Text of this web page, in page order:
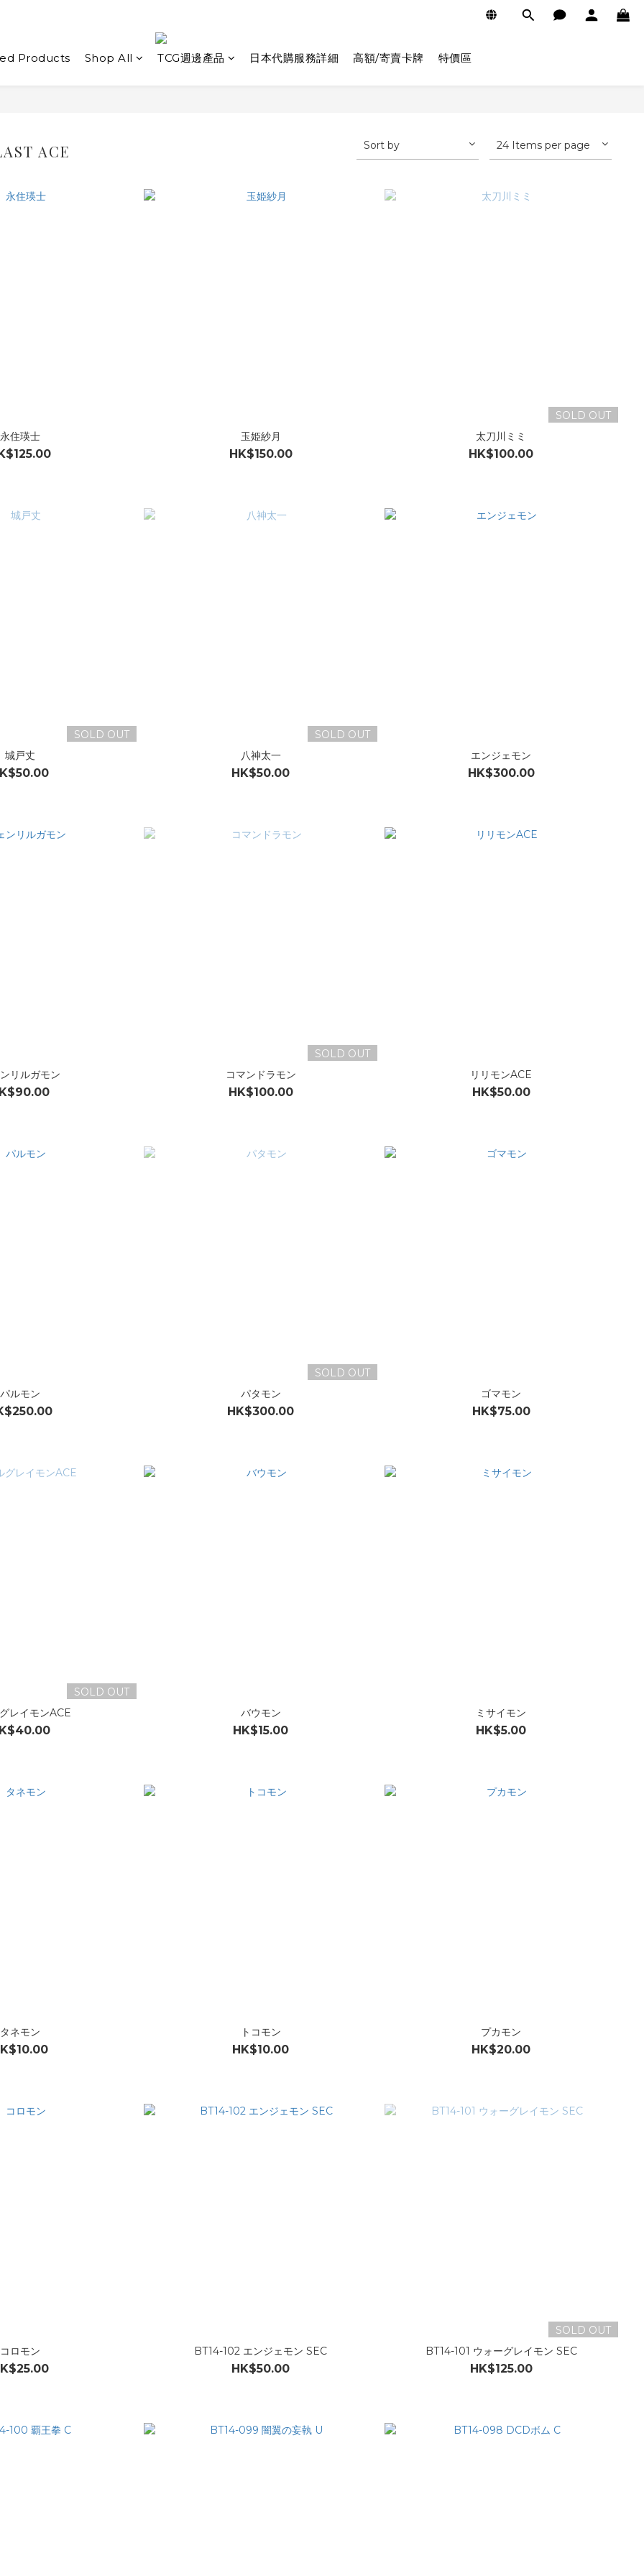
Products Shop All TCG週邊產品 日本代購服務詳細 高額/寄賣卡牌 特價區
ACE Sort by 24 Items per page
永住瑛士 玉姫紗月
HK$150.00
SOLD OUT
太刀川ミミ
HK$100.00
SOLD OUT
城戸丈
SOLD OUT
八神太一
HK$50.00
エンジェモン
HK$300.00
リルガモン
SOLD OUT
コマンドラモン
HK$100.00
リリモンACE
HK$50.00
パルモン
SOLD OUT
パタモン
HK$300.00
ゴマモン
HK$75.00
SOLD OUT
レイモンACE
バウモン
HK$15.00
ミサイモン
HK$5.00
タネモン トコモン
HK$10.00
プカモン
HK$20.00
コロモン BT14-102 エンジェモン SEC
HK$50.00
SOLD OUT
BT14-101 ウォーグレイモン SEC
HK$125.00